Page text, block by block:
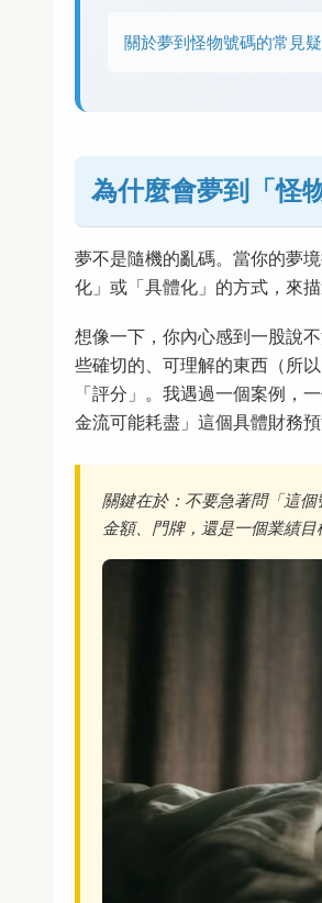
關於夢到怪物號碼的常見
為什麼會夢到「怪
夢不是隨機的亂碼。當你的夢
化」或「具體化」的方式，來
想像一下，你內心感到一股說
些確切的、可理解的東西（所
「評分」。我遇過一個案例，
金流可能耗盡」這個具體財務
關鍵在於：不要急著問「這
金額、門牌，還是一個業績目